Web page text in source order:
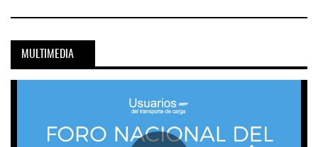
MULTIMEDIA